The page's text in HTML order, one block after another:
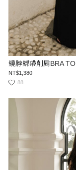
繞脖綁帶削肩BRA
NT$1,380
88